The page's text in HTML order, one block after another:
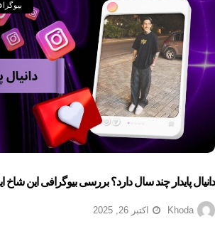
دانیال پایدار چند سال دارد؟ بررسی بیوگرافی این شاخ
Khoda اکتبر 26, 2025